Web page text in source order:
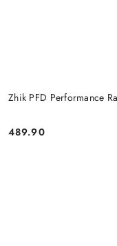
Zhik PFD Performance
Cena:
489.90